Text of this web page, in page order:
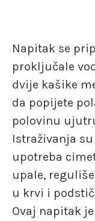
Napitak se
proključale
dvije kašike
da popijete
polovinu
Istraživanja
upotreba
upale,
u krvi i
Ovaj napitak